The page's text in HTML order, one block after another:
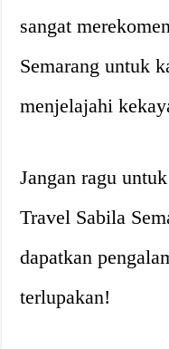
sangat
Semarang untuk
menjelajahi
Jangan ragu
Travel Sabila
dapatkan
terlupakan!